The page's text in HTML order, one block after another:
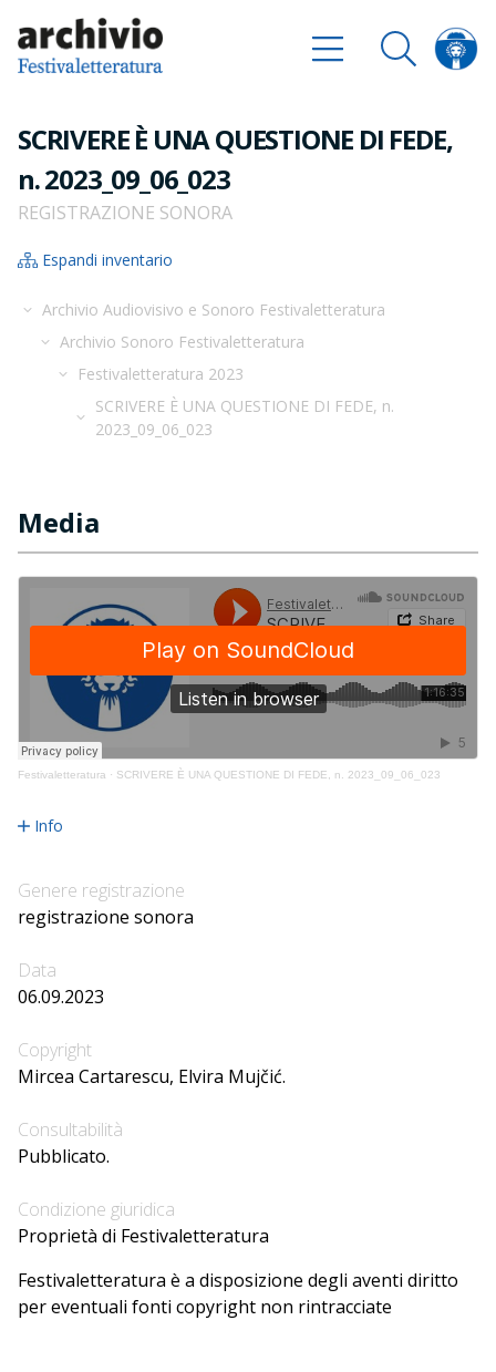
SCRIVERE È UNA QUESTIONE DI FEDE,
n. 2023_09_06_023
REGISTRAZIONE SONORA
Espandi inventario
Archivio Audiovisivo e Sonoro Festivaletteratura
Archivio Sonoro Festivaletteratura
Festivaletteratura 2023
SCRIVERE È UNA QUESTIONE DI FEDE, n.
2023_09_06_023
Media
Festivaletteratura · SCRIVERE È UNA QUESTIONE DI FEDE, n. 2023_09_06_023
Info
Genere registrazione
registrazione sonora
Data
06.09.2023
Copyright
Mircea Cartarescu, Elvira Mujčić.
Consultabilità
Pubblicato.
Condizione giuridica
Proprietà di Festivaletteratura
Festivaletteratura è a disposizione degli aventi diritto
per eventuali fonti copyright non rintracciate